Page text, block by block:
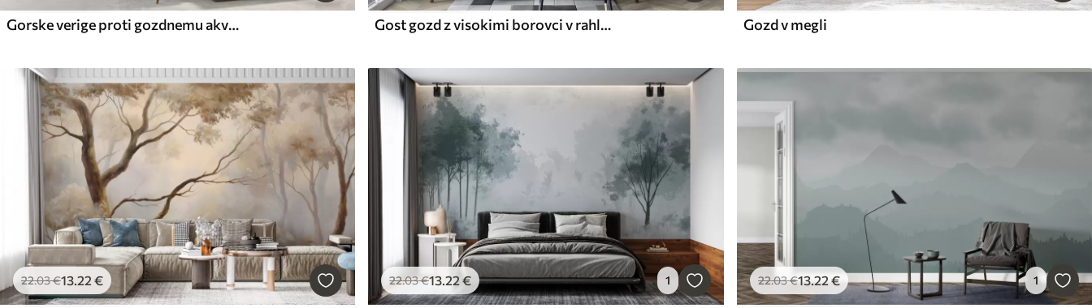
Gorske verige proti gozdnemu akvarelu Gost gozd z visokimi borovci v rahli megli, teksturirana krajinska umetnost Gozd v megli
22.03€13.22 € 22.03€13.22 € 1 22.03€13.22€ 1